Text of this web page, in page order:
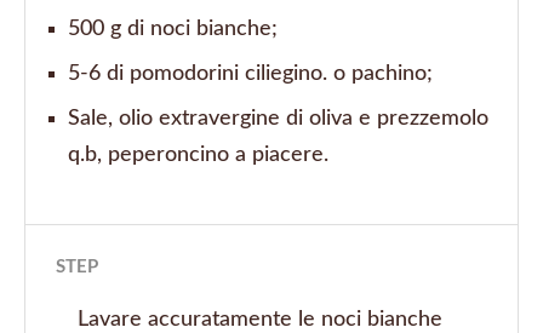
500 g di noci bianche;
5-6 di pomodorini ciliegino. o pachino;
Sale, olio extravergine di oliva e prezzemolo
q.b, peperoncino a piacere.
STEP
Lavare accuratamente le noci bianche